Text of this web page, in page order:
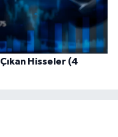
Hisseler (4